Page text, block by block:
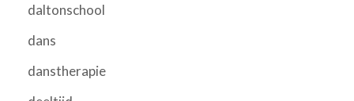
daltonschool
dans
danstherapie